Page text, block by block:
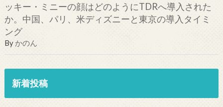
ッキー・ミニーの顔はどのようにTDRへ導入された
か。中国、パリ、米ディズニーと東京の導入タイミ
ング
By かのん
新着投稿